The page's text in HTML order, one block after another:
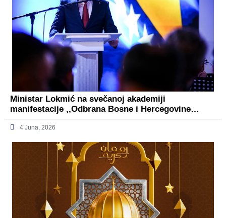
Ministar Lokmić na svečanoj akademiji
manifestacije ,,Odbrana Bosne i Hercegovine…
4 Juna, 2026